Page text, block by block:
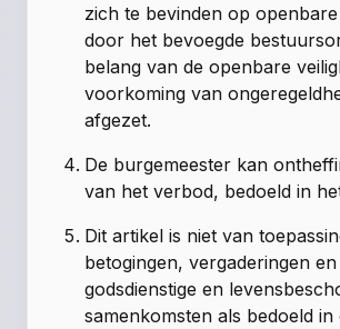
zich te bevinden op
door het bevoegde
belang van de openbare
voorkoming van
afgezet.
De burgemeester kan
van het verbod, bedoeld in
Dit artikel is niet van
betogingen, vergaderingen en
godsdienstige en
samenkomsten als bedoeld in